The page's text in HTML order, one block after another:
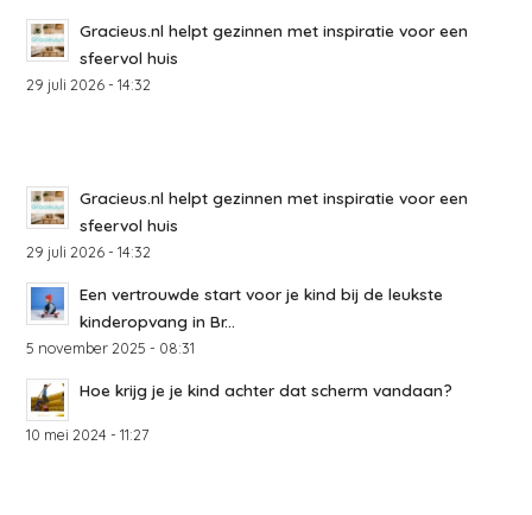
Gracieus.nl helpt gezinnen met inspiratie voor een
sfeervol huis
29 juli 2026 - 14:32
Gracieus.nl helpt gezinnen met inspiratie voor een
sfeervol huis
29 juli 2026 - 14:32
Een vertrouwde start voor je kind bij de leukste
kinderopvang in Br...
5 november 2025 - 08:31
Hoe krijg je je kind achter dat scherm vandaan?
10 mei 2024 - 11:27